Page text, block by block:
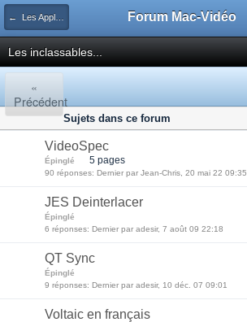
← Les Applications Vidéo Forum Mac-Vidéo
Les inclassables...
«
Précédent
Sujets dans ce forum
VideoSpec
Épinglé 5 pages
90 réponses: Dernier par Jean-Chris, 20 mai 22 09:35
JES Deinterlacer
Épinglé
6 réponses: Dernier par adesir, 7 août 09 22:18
QT Sync
Épinglé
9 réponses: Dernier par adesir, 10 déc. 07 09:01
Voltaic en français